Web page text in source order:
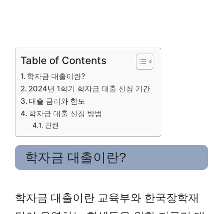
Table of Contents
학자금 대출이란?
2024년 1학기 학자금 대출 신청 기간
대출 금리와 한도
학자금 대출 신청 방법
관련
학자금 대출이란?
학자금 대출이란 교육부와 한국장학재